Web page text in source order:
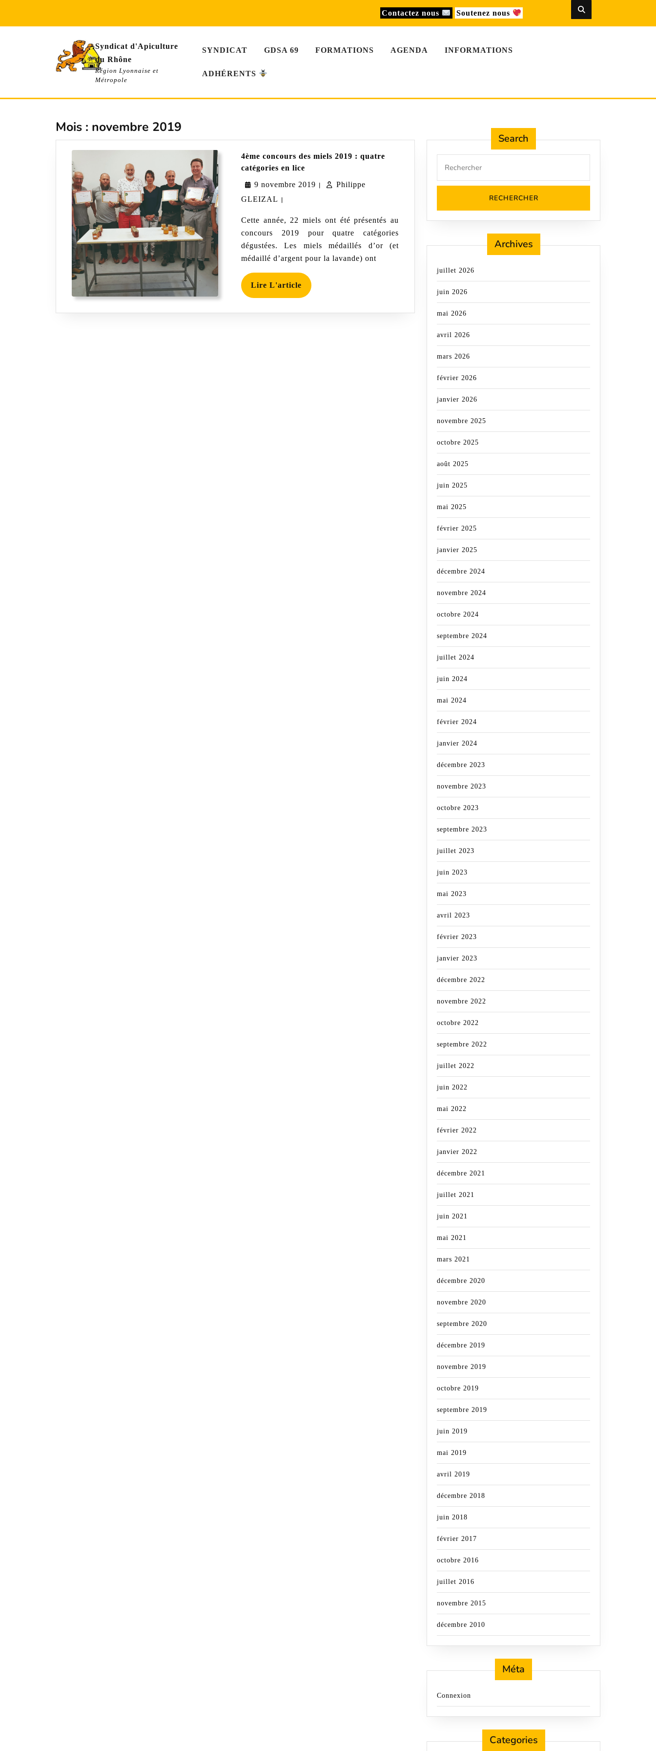
content
Contactez nous Soutenez nous
Syndicat d'Apiculture
du Rhône
Région Lyonnaise et
Métropole
SYNDICAT GDSA 69 FORMATIONS AGENDA INFORMATIONS
ADHÉRENTS
Mois : novembre 2019
4ème concours des miels 2019 : quatre
catégories en lice
des
quatre
catégories
lice
9 novembre 2019 9|
Philippe
GLEIZAL Philippe
|
Cette année, 22 miels ont été présentés au
concours 2019 pour quatre catégories
dégustées. Les miels médaillés d’or (et
médaillé d’argent pour la lavande) ont
Lire L'article Lire
L'article
Search
for:
Archives
juillet 2026
juin 2026
mai 2026
avril 2026
mars 2026
février 2026
janvier 2026
novembre 2025
octobre 2025
août 2025
juin 2025
mai 2025
février 2025
janvier 2025
décembre 2024
novembre 2024
octobre 2024
septembre 2024
juillet 2024
juin 2024
mai 2024
février 2024
janvier 2024
décembre 2023
novembre 2023
octobre 2023
septembre 2023
juillet 2023
juin 2023
mai 2023
avril 2023
février 2023
janvier 2023
décembre 2022
novembre 2022
octobre 2022
septembre 2022
juillet 2022
juin 2022
mai 2022
février 2022
janvier 2022
décembre 2021
juillet 2021
juin 2021
mai 2021
mars 2021
décembre 2020
novembre 2020
septembre 2020
décembre 2019
novembre 2019
octobre 2019
septembre 2019
juin 2019
mai 2019
avril 2019
décembre 2018
juin 2018
février 2017
octobre 2016
juillet 2016
novembre 2015
décembre 2010
Méta
Connexion
Categories